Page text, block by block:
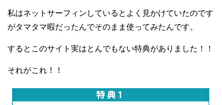
私はネットサーフィンしているとよく見かけていたのです
がタマタマ暇だったんでそのまま使ってみたんです。
するとこのサイト実はとんでもない特典がありました！！
それがこれ！！